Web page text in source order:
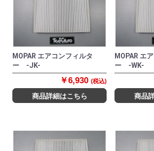
MOPAR エアコンフィルタ
ー -JK-
￥6,930 (税込)
商品詳細はこちら
MOPAR エ
ー -WK-
商品